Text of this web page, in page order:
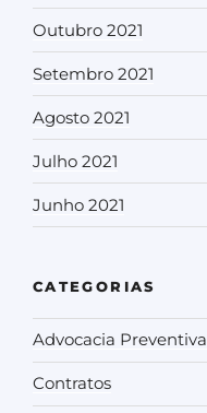
Outubro 2021
Setembro 2021
Agosto 2021
Julho 2021
Junho 2021
CATEGORIAS
Advocacia Preventiva
Contratos